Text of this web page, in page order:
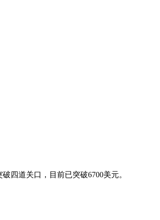
四道关口，目前已突破6700美元。